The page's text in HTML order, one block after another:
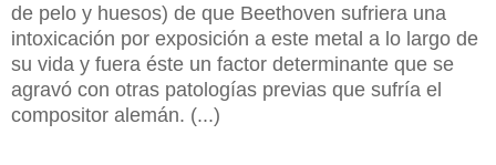
de pelo y huesos) de que Beethoven sufriera una
intoxicación por exposición a este metal a lo largo de
su vida y fuera éste un factor determinante que se
agravó con otras patologías previas que sufría el
compositor alemán. (...)